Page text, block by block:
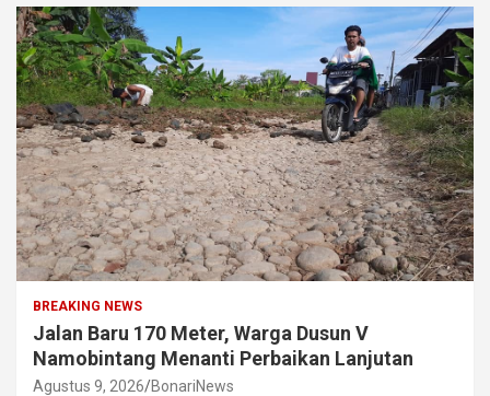
BREAKING NEWS
Jalan Baru 170 Meter, Warga Dusun V
Namobintang Menanti Perbaikan Lanjutan
Agustus 9, 2026 BonariNews